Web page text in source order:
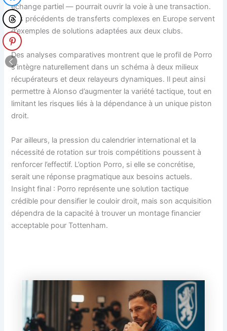
échange partiel — pourrait ouvrir la voie à une transaction.
Les précédents de transferts complexes en Europe servent
d’exemples de solutions adaptées aux deux clubs.
Des analyses comparatives montrent que le profil de Porro
s’intègre naturellement dans un schéma à deux milieux
récupérateurs et deux relayeurs dynamiques. Il peut ainsi
permettre à Alonso d’augmenter la variété tactique, tout en
limitant les risques liés à la dépendance à un unique piston
droit.
Par ailleurs, la pression du calendrier international et la
nécessité de rotation sur trois compétitions poussent à
renforcer l’effectif. L’option Porro, si elle se concrétise,
serait une réponse pragmatique aux besoins actuels.
Insight final : Porro représente une solution tactique
crédible pour densifier le couloir droit, mais son acquisition
dépendra de la capacité à trouver un montage financier
acceptable pour Tottenham.